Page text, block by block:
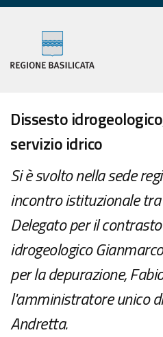
Dissesto
servizio idrico
Si è svolto nella sede
incontro istituzionale
Delegato per il
idrogeologico
per la depurazione,
l'amministratore unico
Andretta.